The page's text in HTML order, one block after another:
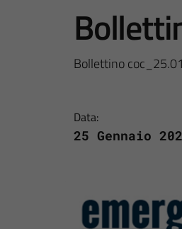
Bollettino
Data:
25 Gennaio